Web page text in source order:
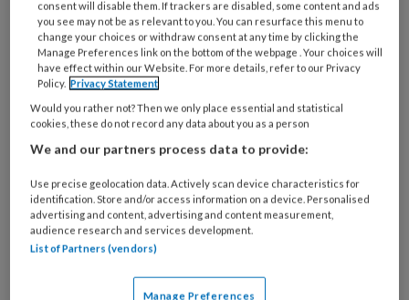
Confusional arousals
Bij confusional arousals wordt iemand
plotseling wakker tijdens de slaap, vaak in de
eerste helft van de nacht. Hierbij ervaart men
verward gedrag en gedachten. In sommige
gevallen kan dit gedrag opstandig zijn, waarbij
de persoon tegenstribbelt of zelfs agressief
reageert. Bij kinderen kan het lijken alsof ze
door u heen staren zonder u echt te zien.
consent will disable them. If trackers are disabled, some content and ads
you see may not be as relevant to you. You can resurface this menu to
change your choices or withdraw consent at any time by clicking the
Manage Preferences link on the bottom of the webpage . Your choices will
have effect within our Website. For more details, refer to our Privacy
Policy. Privacy Statement
Would you rather not? Then we only place essential and statistical
cookies, these do not record any data about you as a person
We and our partners process data to provide:
Use precise geolocation data. Actively scan device characteristics for
identification. Store and/or access information on a device. Personalised
advertising and content, advertising and content measurement,
audience research and services development.
List of Partners (vendors)
Manage Preferences